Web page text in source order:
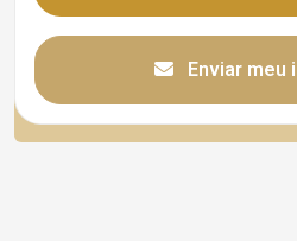
Enviar meu